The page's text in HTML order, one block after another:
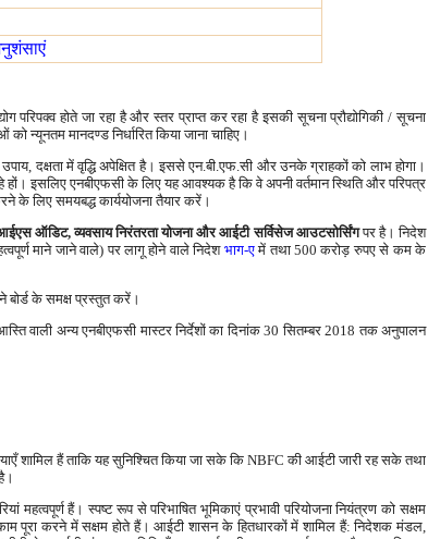
होते जा रहा है और स्तर प्राप्त कर रहा है इसकी सूचना प्रौद्योगिकी / सूचना
न्यूनतम मानदण्ड निर्धारित किया जाना चाहिए।
दक्षता में वृद्धि अपेक्षित है। इससे एन.बी.एफ.सी और उनके ग्राहकों को लाभ होगा।
इसलिए एनबीएफसी के लिए यह आवश्यक है कि वे अपनी वर्तमान स्थिति और परिपत्र
के लिए समयबद्ध कार्ययोजना तैयार करें।
ऑडिट, व्यवसाय निरंतरता योजना और आईटी सर्विसेज आउटसोर्सिंगपर है। निदेश
माने जाने वाले) पर लागू होने वाले निदेश भाग-एमें तथा 500 करोड़ रुपए से कम के
बोर्ड के समक्ष प्रस्तुत करें।
वाली अन्य एनबीएफसी मास्टर निर्देशों का दिनांक 30 सितम्बर 2018 तक अनुपालन
शामिल हैं ताकि यह सुनिश्चित किया जा सके कि NBFC की आईटी जारी रह सके तथा
महत्वपूर्ण हैं। स्पष्ट रूप से परिभाषित भूमिकाएं प्रभावी परियोजना नियंत्रण को सक्षम
पूरा करने में सक्षम होते हैं। आईटी शासन के हितधारकों में शामिल हैं: निदेशक मंडल,